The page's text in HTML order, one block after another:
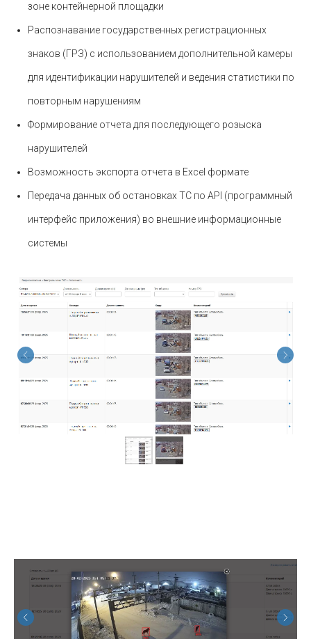
зоне контейнерной площадки
Распознавание государственных регистрационных
знаков (ГРЗ) с использованием дополнительной камеры
для идентификации нарушителей и ведения статистики по
повторным нарушениям
Формирование отчета для последующего розыска
нарушителей
Возможность экспорта отчета в Excel формате
Передача данных об остановках ТС по API (программный
интерфейс приложения) во внешние информационные
системы